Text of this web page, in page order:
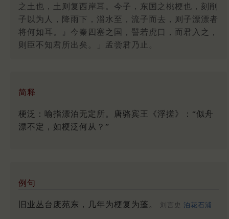
之土也，土则复西岸耳。今子，东国之桃梗也，刻削
子以为人，降雨下，淄水至，流子而去，则子漂漂者
将何如耳。』今秦四塞之国，譬若虎口，而君入之，
则臣不知君所出矣。」孟尝君乃止。
简释
梗泛：喻指漂泊无定所。唐骆宾王《浮搓》：“似舟
漂不定，如梗泛何从？”
例句
旧业丛台废苑东，几年为梗复为蓬。 刘言史 泊花石浦